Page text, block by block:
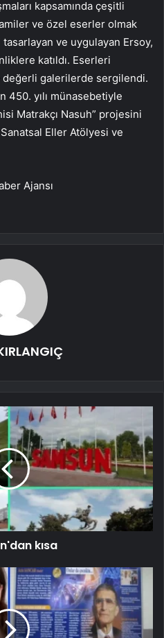
kapsamında çeşitli
ve özel eserler olmak
ve uygulayan Ersoy,
katıldı. Eserleri
galerilerde sergilendi.
450. yılı münasebetiyle
Matrakçı Nasuh” projesini
Eller Atölyesi ve
Ajansı
kısa